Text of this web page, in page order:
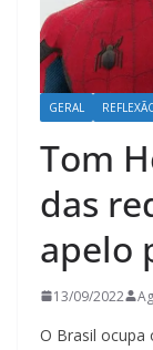
GERAL
Tom
das
apelo
13/09/2022
O Brasil ocupa